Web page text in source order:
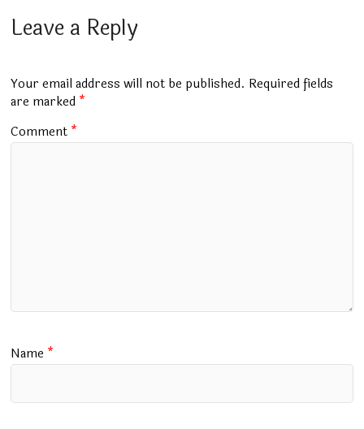
b
o
k
s
p
p
bl er
m
Leave a Reply
Your email address will not be published. Required fields
are marked *
Comment *
Name *